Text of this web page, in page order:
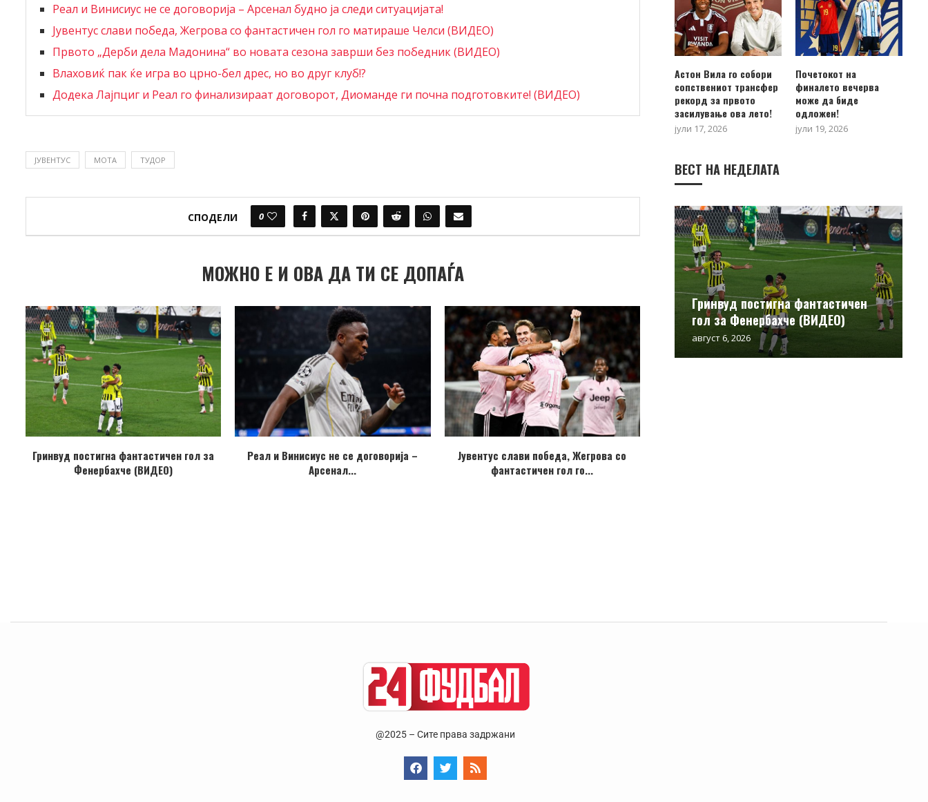
Реал и Винисиус не се договорија – Арсенал будно ја следи ситуацијата!
Јувентус слави победа, Жегрова со фантастичен гол го матираше Челси (ВИДЕО)
Првото „Дерби дела Мадонина“ во новата сезона заврши без победник (ВИДЕО)
Влаховиќ пак ќе игра во црно-бел дрес, но во друг клуб!?
Додека Лајпциг и Реал го финализираат договорот, Диоманде ги почна подготовките! (ВИДЕО)
ЈУВЕНТУС МОТА ТУДОР
СПОДЕЛИ 0
МОЖНО Е И ОВА ДА ТИ СЕ ДОПАЃА
Гринвуд постигна фантастичен гол за
Фенербахче (ВИДЕО)
Реал и Винисиус не се договорија –
Арсенал...
Јувентус слави победа, Жегрова со
фантастичен гол го...
Астон Вила го собори
сопствениот трансфер
рекорд за првото
засилување ова лето!
јули 17, 2026
Почетокот на
финалето вечерва
може да биде
одложен!
јули 19, 2026
ВЕСТ НА НЕДЕЛАТА
Гринвуд постигна фантастичен
гол за Фенербахче (ВИДЕО)
август 6, 2026
@2025 – Сите права задржани